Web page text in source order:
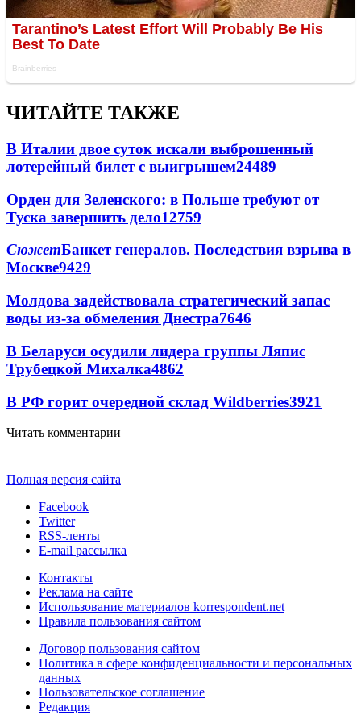
ЧИТАЙТЕ ТАКЖЕ
В Италии двое суток искали выброшенный
лотерейный билет с выигрышем24489
Орден для Зеленского: в Польше требуют от
Туска завершить дело12759
СюжетБанкет генералов. Последствия взрыва в
Москве9429
Молдова задействовала стратегический запас
воды из-за обмеления Днестра7646
В Беларуси осудили лидера группы Ляпис
Трубецкой Михалка4862
В РФ горит очередной склад Wildberries3921
Читать комментарии
Полная версия сайта
Facebook
Twitter
RSS-ленты
E-mail рассылка
Контакты
Реклама на сайте
Использование материалов korrespondent.net
Правила пользования сайтом
Договор пользования сайтом
Политика в сфере конфиденциальности и персональных
данных
Пользовательское соглашение
Редакция